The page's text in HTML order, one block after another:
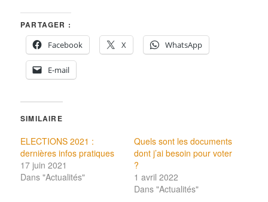
PARTAGER :
Facebook
X WhatsApp
E-mail
SIMILAIRE
ELECTIONS 2021 :
dernières infos pratiques
17 juin 2021
Dans "Actualités"
Quels sont les documents
dont j’ai besoin pour voter
?
1 avril 2022
Dans "Actualités"